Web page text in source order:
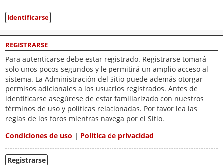
REGISTRARSE
Para autenticarse debe estar registrado. Registrarse tomará
solo unos pocos segundos y le permitirá un amplio acceso al
sistema. La Administración del Sitio puede además otorgar
permisos adicionales a los usuarios registrados. Antes de
identificarse asegúrese de estar familiarizado con nuestros
términos de uso y políticas relacionadas. Por favor lea las
reglas de los foros mientras navega por el Sitio.
Condiciones de uso | Política de privacidad
Registrarse